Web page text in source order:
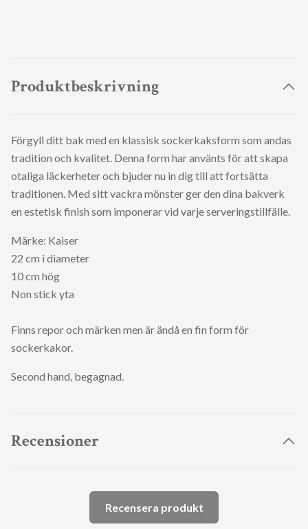
Produktbeskrivning
Förgyll ditt bak med en klassisk sockerkaksform som andas
tradition och kvalitet. Denna form har använts för att skapa
otaliga läckerheter och bjuder nu in dig till att fortsätta
traditionen. Med sitt vackra mönster ger den dina bakverk
en estetisk finish som imponerar vid varje serveringstillfälle.
Märke: Kaiser
22 cm i diameter
10 cm hög
Non stick yta
Finns repor och märken men är ändå en fin form för
sockerkakor.
Second hand, begagnad.
Recensioner
Recensera produkt